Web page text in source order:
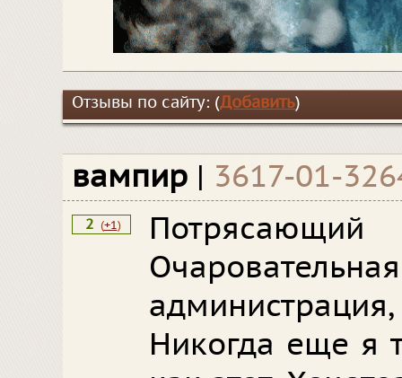
Отзывы по сайту: (Добавить)
вампир | 3617-01-
2 (+1)
Никогда еще я